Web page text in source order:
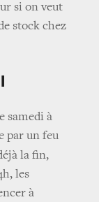
si on veut
stock chez
samedi à
par un feu
la fin,
les
à